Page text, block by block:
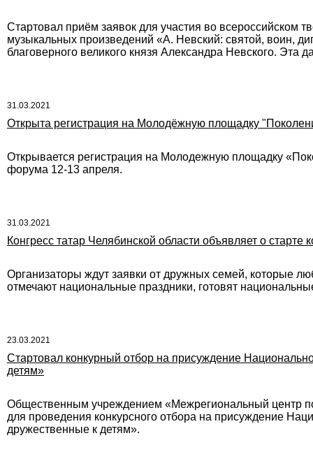
Стартовал приём заявок для участия во всероссийском
музыкальных произведений «А. Невский: святой, воин,
благоверного великого князя Александра Невского. Эта
31.03.2021
Открыта регистрация на Молодёжную площадку
Открывается регистрация на Молодежную площадку
форума 12-13 апреля.
31.03.2021
Конгресс татар Челябинской области объявляет о
Организаторы ждут заявки от дружных семей, которые
отмечают национальные праздники, готовят
23.03.2021
Стартовал конкурный отбор на присуждение
детям»
Общественным учреждением «Межрегиональный центр
для проведения конкурсного отбора на присуждение
дружественные к детям».